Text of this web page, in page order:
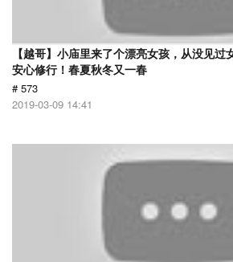
【越哥】小庙里来了个漂亮女孩，从没见
安心修行！春夏秋冬又一春
# 573
2019-03-09 14:41